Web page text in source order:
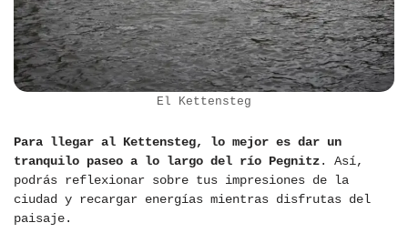
El Kettensteg
Para llegar al Kettensteg, lo mejor es dar un
tranquilo paseo a lo largo del río Pegnitz. Así,
podrás reflexionar sobre tus impresiones de la
ciudad y recargar energías mientras disfrutas del
paisaje.